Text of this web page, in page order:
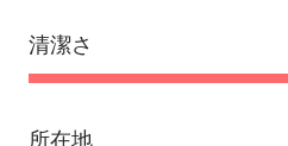
清潔さ
所在地